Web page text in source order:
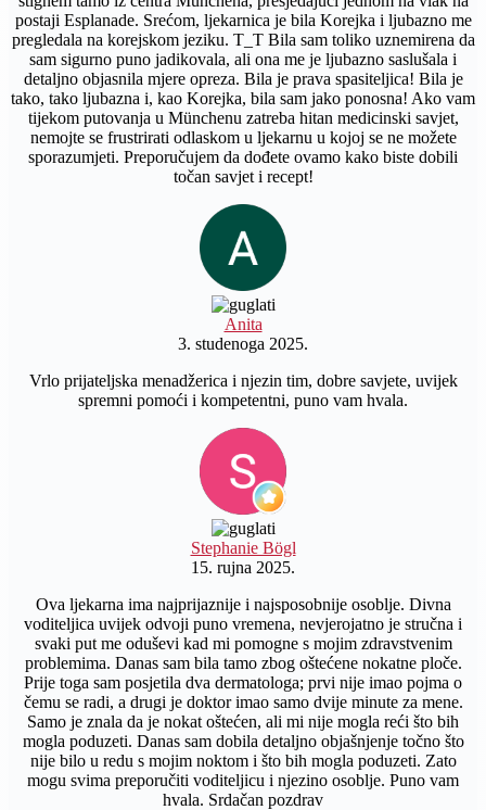
postaji Esplanade. Srećom, ljekarnica je bila Korejka i ljubazno me
pregledala na korejskom jeziku. T_T Bila sam toliko uznemirena da
sam sigurno puno jadikovala, ali ona me je ljubazno saslušala i
detaljno objasnila mjere opreza. Bila je prava spasiteljica! Bila je
tako, tako ljubazna i, kao Korejka, bila sam jako ponosna! Ako vam
tijekom putovanja u Münchenu zatreba hitan medicinski savjet,
nemojte se frustrirati odlaskom u ljekarnu u kojoj se ne možete
sporazumjeti. Preporučujem da dođete ovamo kako biste dobili
točan savjet i recept!
Anita
3. studenoga 2025.
Vrlo prijateljska menadžerica i njezin tim, dobre savjete, uvijek
spremni pomoći i kompetentni, puno vam hvala.
Stephanie Bögl
15. rujna 2025.
Ova ljekarna ima najprijaznije i najsposobnije osoblje. Divna
voditeljica uvijek odvoji puno vremena, nevjerojatno je stručna i
svaki put me oduševi kad mi pomogne s mojim zdravstvenim
problemima. Danas sam bila tamo zbog oštećene nokatne ploče.
Prije toga sam posjetila dva dermatologa; prvi nije imao pojma o
čemu se radi, a drugi je doktor imao samo dvije minute za mene.
Samo je znala da je nokat oštećen, ali mi nije mogla reći što bih
mogla poduzeti. Danas sam dobila detaljno objašnjenje točno što
nije bilo u redu s mojim noktom i što bih mogla poduzeti. Zato
mogu svima preporučiti voditeljicu i njezino osoblje. Puno vam
hvala. Srdačan pozdrav